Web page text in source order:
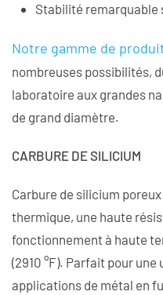
Stabilité remarquable
Notre gamme de
nombreuses possibilités,
laboratoire aux grandes
de grand diamètre.
CARBURE DE SILICIUM
Carbure de silicium
thermique, une haute
fonctionnement à haute
(2910 °F). Parfait pour
applications de métal en